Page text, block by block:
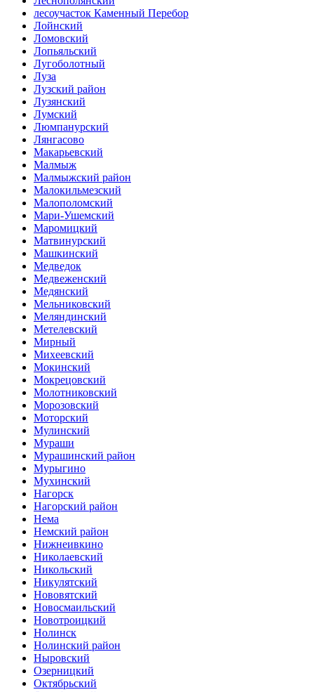
лесоучасток Каменный Перебор
Лойнский
Ломовский
Лопьяльский
Лугоболотный
Луза
Лузский район
Лузянский
Лумский
Люмпанурский
Лянгасово
Макарьевский
Малмыж
Малмыжский район
Малокильмезский
Малополомский
Мари-Ушемский
Маромицкий
Матвинурский
Машкинский
Медведок
Медвеженский
Медянский
Мельниковский
Меляндинский
Метелевский
Мирный
Михеевский
Мокинский
Мокрецовский
Молотниковский
Морозовский
Моторский
Мулинский
Мураши
Мурашинский район
Мурыгино
Мухинский
Нагорск
Нагорский район
Нема
Немский район
Нижнеивкино
Николаевский
Никольский
Никулятский
Нововятский
Новосмаильский
Новотроицкий
Нолинск
Нолинский район
Ныровский
Озерницкий
Октябрьский